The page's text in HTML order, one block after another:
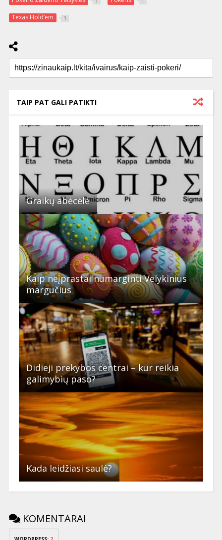
Texas Hold’em 1
TAIP PAT GALI PATIKTI
Graikų abėcėlė
Kaip neįprastai numarginti Velykinius
margučius
Didieji prekybos centrai – kur reikia
galimybių paso?
Kada leidžiasi saulė?
KOMENTARAI